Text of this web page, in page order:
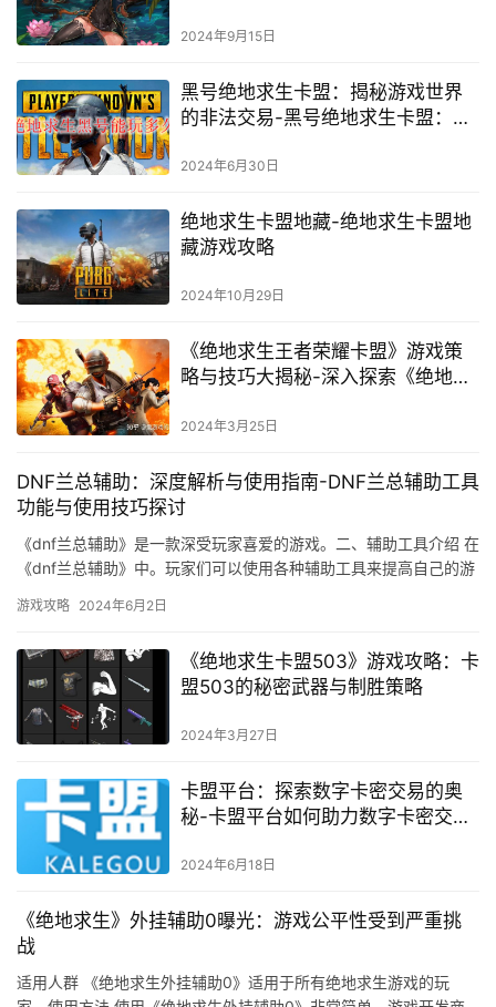
2024年9月15日
黑号绝地求生卡盟：揭秘游戏世界
的非法交易-黑号绝地求生卡盟：游
2024年6月30日
绝地求生卡盟地藏-绝地求生卡盟地
藏游戏攻略
2024年10月29日
《绝地求生王者荣耀卡盟》游戏策
略与技巧大揭秘-深入探索《绝地求
级玩法
2024年3月25日
DNF兰总辅助：深度解析与使用指南-DNF兰总辅助工具
功能与使用技巧探讨
《dnf兰总辅助》是一款深受玩家喜爱的游戏。二、辅助工具介绍 在
《dnf兰总辅助》中。玩家们可以使用各种辅助工具来提高自己的游
游戏攻略 2024年6月2日
《绝地求生卡盟503》游戏攻略：卡
盟503的秘密武器与制胜策略
2024年3月27日
卡盟平台：探索数字卡密交易的奥
秘-卡盟平台如何助力数字卡密交易
2024年6月18日
《绝地求生》外挂辅助0曝光：游戏公平性受到严重挑
战
适用人群 《绝地求生外挂辅助0》适用于所有绝地求生游戏的玩